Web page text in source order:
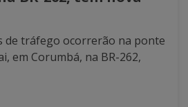
de tráfego ocorrerão na ponte
em Corumbá, na BR-262,